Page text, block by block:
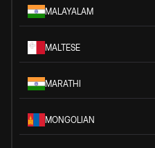
MALAYALAM
MALTESE
MARATHI
MONGOLIAN